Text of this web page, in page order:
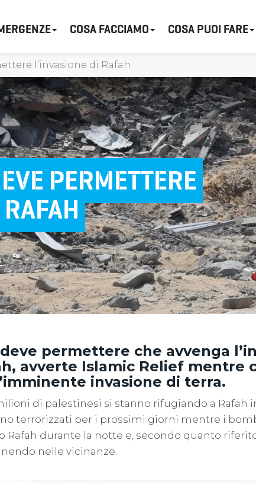
COSA FACCIAMO COSA PUOI FARE
l’invasione di Rafah
PERMETTERE
permettere che avvenga
avverte Islamic Relief mentre
invasione di terra.
di palestinesi si stanno rifugiando a
terrorizzati per i prossimi giorni mentre i
Rafah durante la notte e, secondo quanto
nelle vicinanze.